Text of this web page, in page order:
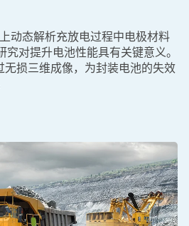
动态解析充放电过程中电极材料
对提升电池性能具有关键意义。
无损三维成像，为封装电池的失效